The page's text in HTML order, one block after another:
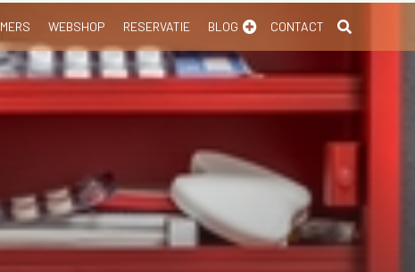
WEBSHOP RESERVATIE BLOG CONTACT